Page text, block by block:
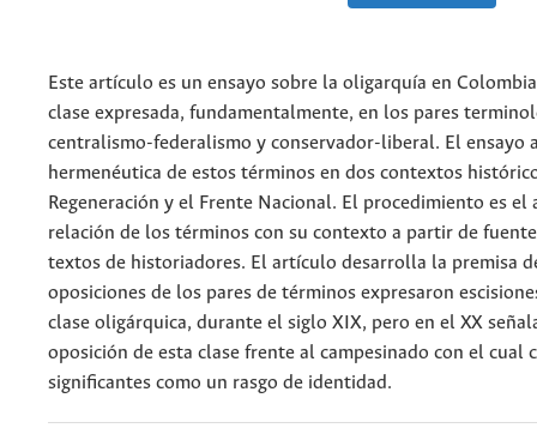
Este artículo es un ensayo sobre la oligarquía en
clase expresada, fundamentalmente, en los pares
centralismo-federalismo y conservador-liberal. El ensayo
hermenéutica de estos términos en dos contextos
Regeneración y el Frente Nacional. El procedimiento es el
relación de los términos con su contexto a partir de
textos de historiadores. El artículo desarrolla la premisa
oposiciones de los pares de términos expresaron
clase oligárquica, durante el siglo XIX, pero en el XX
oposición de esta clase frente al campesinado con el cual
significantes como un rasgo de identidad.